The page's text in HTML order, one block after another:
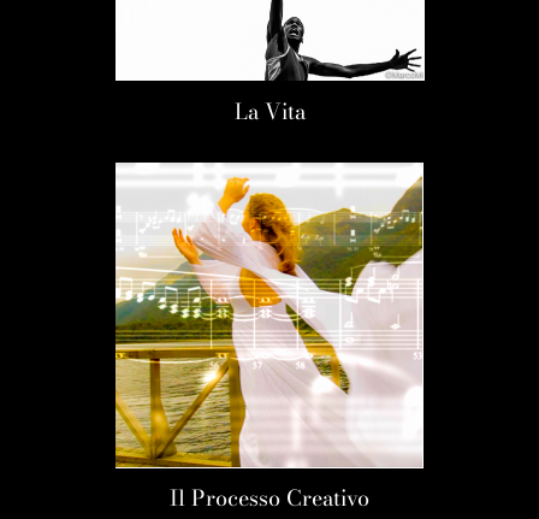
La Vita
Il Processo Creativo